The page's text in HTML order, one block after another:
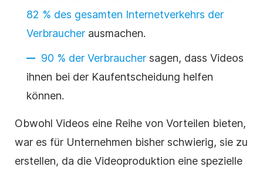
82 % des gesamten Internetverkehrs der
Verbraucher ausmachen.
90 % der Verbraucher sagen, dass Videos
ihnen bei der Kaufentscheidung helfen
können.
Obwohl Videos eine Reihe von Vorteilen bieten,
war es für Unternehmen bisher schwierig, sie zu
erstellen, da die Videoproduktion eine spezielle